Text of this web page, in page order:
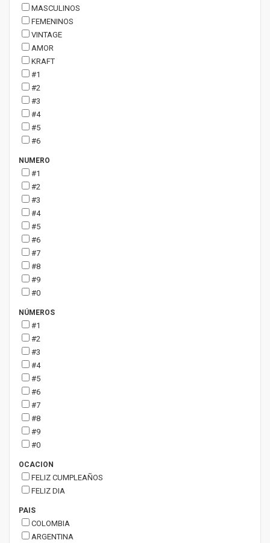
MASCULINOS
FEMENINOS
VINTAGE
AMOR
KRAFT
#1
#2
#3
#4
#5
#6
NUMERO
#1
#2
#3
#4
#5
#6
#7
#8
#9
#0
NÚMEROS
#1
#2
#3
#4
#5
#6
#7
#8
#9
#0
OCACION
FELIZ CUMPLEAÑOS
FELIZ DIA
PAIS
COLOMBIA
ARGENTINA